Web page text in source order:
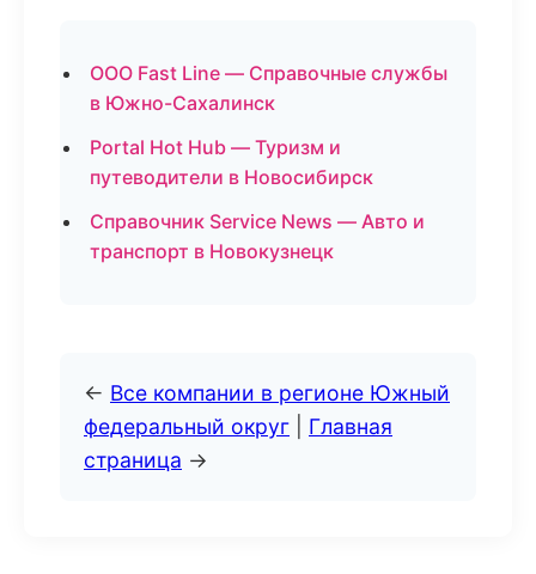
ООО Fast Line — Справочные службы
в Южно-Сахалинск
Portal Hot Hub — Туризм и
путеводители в Новосибирск
Справочник Service News — Авто и
транспорт в Новокузнецк
← Все компании в регионе Южный
федеральный округ
Главная
страница →